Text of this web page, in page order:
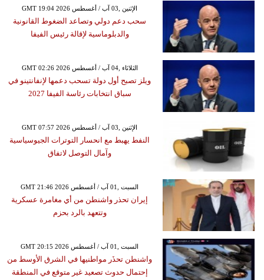
GMT 19:04 2026 الإثنين ,03 آب / أغسطس
سحب دعم دولي وتصاعد الضغوط القانونية
والدبلوماسية لإقالة رئيس الفيفا
GMT 02:26 2026 الثلاثاء ,04 آب / أغسطس
ويلز تصبح أول دولة تسحب دعمها لإنفانتينو في
سباق انتخابات رئاسة الفيفا 2027
GMT 07:57 2026 الإثنين ,03 آب / أغسطس
النفط يهبط مع انحسار التوترات الجيوسياسية
وآمال التوصل لاتفاق
GMT 21:46 2026 السبت ,01 آب / أغسطس
إيران تحذر واشنطن من أي مغامرة عسكرية
وتتعهد بالرد بحزم
GMT 20:15 2026 السبت ,01 آب / أغسطس
واشنطن تحذَر مواطنيها في الشرق الأوسط من
إحتمال حدوث تصعيد غير متوقع في المنطقة